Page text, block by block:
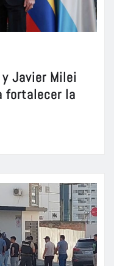
y Javier Milei
fortalecer la